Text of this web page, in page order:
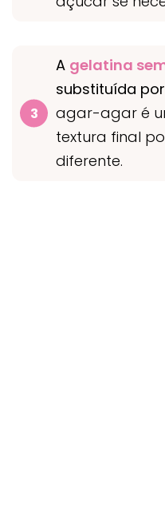
A gelatina
substituída
agar-agar é
textura final
diferente.